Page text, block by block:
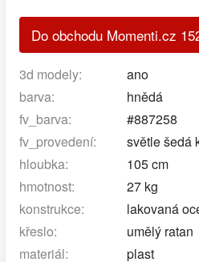
Do obchodu Momenti.cz
3d modely:
ano
barva:
hnědá
fv_barva:
#887258
fv_provedení:
světle šedá
hloubka:
105 cm
hmotnost:
27 kg
konstrukce:
lakovaná
křeslo:
umělý ratan
materiál:
plast